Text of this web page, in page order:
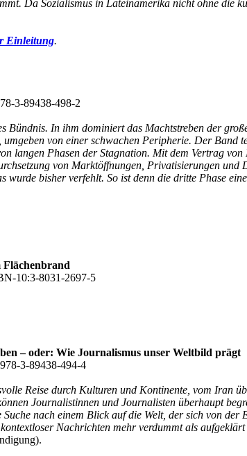
Da Sozialismus in Lateinamerika nicht ohne die
Einleitung.
3-89438-498-2
Bündnis. In ihm dominiert das Machtstreben der
von einer schwachen Peripherie. Der
langen Phasen der Stagnation. Mit dem Vertrag
von Marktöffnungen, Privatisierungen
wurde bisher verfehlt. So ist denn die dritte Phase
10:3-8031-2697-5
– oder: Wie Journalismus unser Weltbild prägt
3-89438-494-4
Reise durch Kulturen und Kontinente, vom Iran
Journalistinnen und Journalisten überhaupt
nach einem Blick auf die Welt, der sich von
Nachrichten mehr verdummt als